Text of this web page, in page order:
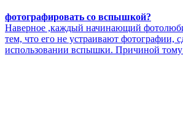
фотографировать со вспышкой?
Наверное ,каждый начинающий
тем, что его не устраивают фотографии,
использовании вспышки. Причиной